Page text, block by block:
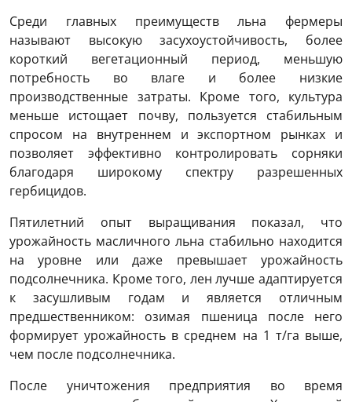
Среди главных преимуществ льна фермеры
называют высокую засухоустойчивость, более
короткий вегетационный период, меньшую
потребность во влаге и более низкие
производственные затраты. Кроме того, культура
меньше истощает почву, пользуется стабильным
спросом на внутреннем и экспортном рынках и
позволяет эффективно контролировать сорняки
благодаря широкому спектру разрешенных
гербицидов.
Пятилетний опыт выращивания показал, что
урожайность масличного льна стабильно находится
на уровне или даже превышает урожайность
подсолнечника. Кроме того, лен лучше адаптируется
к засушливым годам и является отличным
предшественником: озимая пшеница после него
формирует урожайность в среднем на 1 т/га выше,
чем после подсолнечника.
После уничтожения предприятия во время